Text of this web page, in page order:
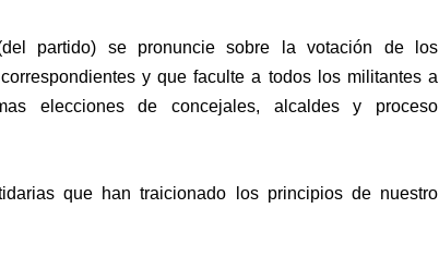
partido) se pronuncie sobre la votación de los
y que faculte a todos los militantes a
elecciones de concejales, alcaldes y proceso
que han traicionado los principios de nuestro